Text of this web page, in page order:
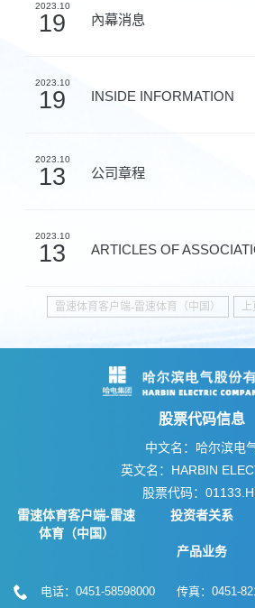
2023.10
19 內幕消息
2023.10
19 INSIDE INFORMATION
2023.10
13 公司章程
2023.10
13 ARTICLES OF
雷速体育客户端-雷速体育（中国） 上
股票代码信息
中文名：哈尔滨电
英文名：HARBIN
股票代码：
雷速体育客户端-雷速
体育（中国）
投资者关系
产品业务
电话：0451-58598000 传真：0451-